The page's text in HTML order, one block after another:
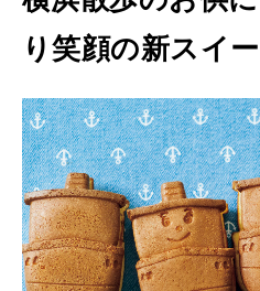
いい人生
特集
、
お
産
に
も
ち
ょ
り笑顔の新スイー